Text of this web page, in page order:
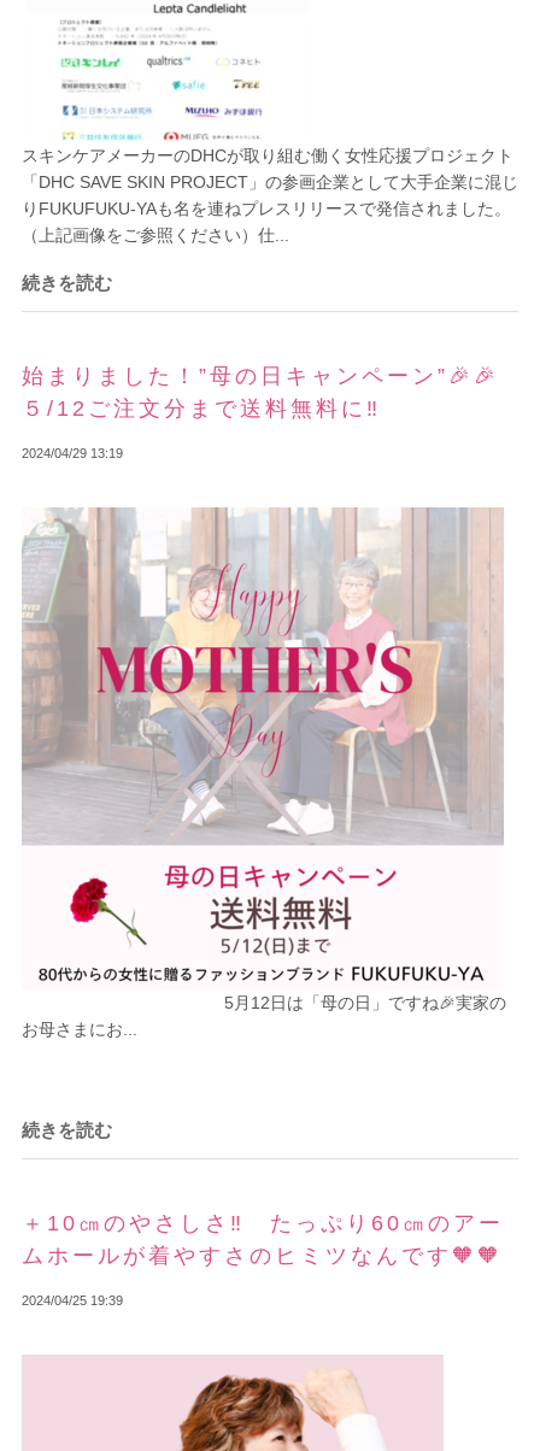
スキンケアメーカーのDHCが取り組む働く女性応援プロジェクト
「DHC SAVE SKIN PROJECT」の参画企業として大手企業に混じ
りFUKUFUKU-YAも名を連ねプレスリリースで発信されました。
（上記画像をご参照ください）仕...
続きを読む
始まりました！”母の日キャンペーン”🎉🎉
５/12ご注文分まで送料無料に‼
2024/04/29 13:19
5月12日は「母の日」ですね🎉実家の
お母さまにお...
続きを読む
＋10㎝のやさしさ‼ たっぷり60㎝のアー
ムホールが着やすさのヒミツなんです🧡🧡
2024/04/25 19:39